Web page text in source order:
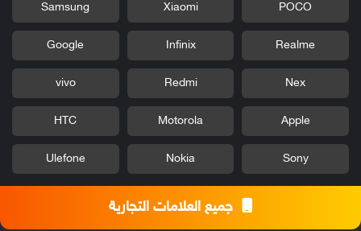
POCO
Xiaomi
Samsung
Realme
Infinix
Google
Nex
Redmi
vivo
Apple
Motorola
HTC
Sony
Nokia
Ulefone
جميع العلامات التجارية